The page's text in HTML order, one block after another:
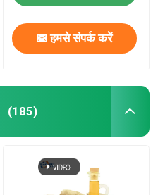
हमसे संपर्क करें
(185)